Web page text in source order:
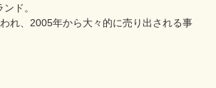
ド。
れ、2005年から大々的に売り出される事